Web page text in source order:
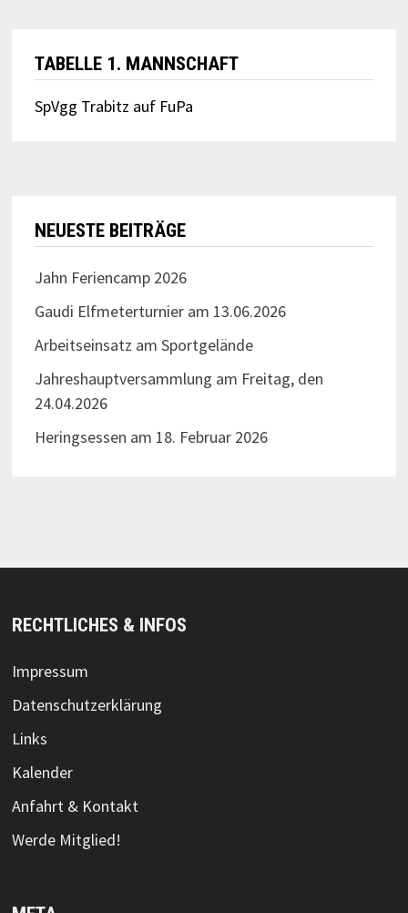
TABELLE 1. MANNSCHAFT
SpVgg Trabitz auf FuPa
NEUESTE BEITRÄGE
Jahn Feriencamp 2026
Gaudi Elfmeterturnier am 13.06.2026
Arbeitseinsatz am Sportgelände
Jahreshauptversammlung am Freitag, den
24.04.2026
Heringsessen am 18. Februar 2026
RECHTLICHES & INFOS
Impressum
Datenschutzerklärung
Links
Kalender
Anfahrt & Kontakt
Werde Mitglied!